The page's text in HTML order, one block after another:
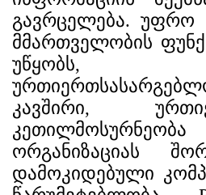
გავრცელება. უფრო
მმართველობის
უწყობს,
კავშირი,
კეთილმოსურნეობა
ორგანიზაციას
დამოკიდებული